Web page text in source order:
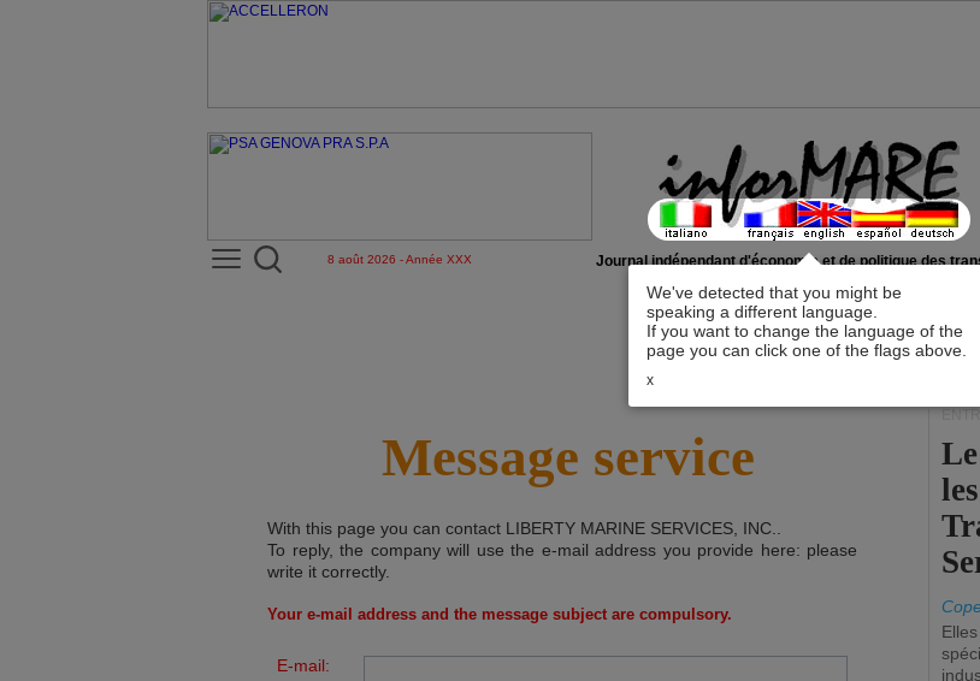
We've detected that you might be
speaking a different language.
If you want to change the language of the
page you can click one of the flags above.
x
8 août 2026 - Année XXX Journal indépendant d'économie et de politique des
Message service
With this page you can contact LIBERTY MARINE SERVICES, INC.
To reply, the company will use the e-mail address you provide here: please
write it correctly.
Your e-mail address and the message subject are compulsory.
E-mail: